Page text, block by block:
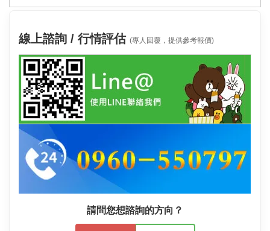
線上諮詢 / 行情評估 (專人回覆，提供參考報價)
請問您想諮詢的方向？